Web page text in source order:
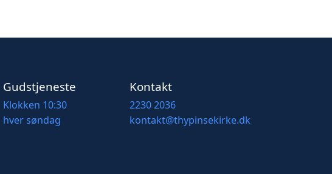
Gudstjeneste
Klokken 10:30
hver søndag
Kontakt
2230 2036
kontakt@thypinsekirke.dk